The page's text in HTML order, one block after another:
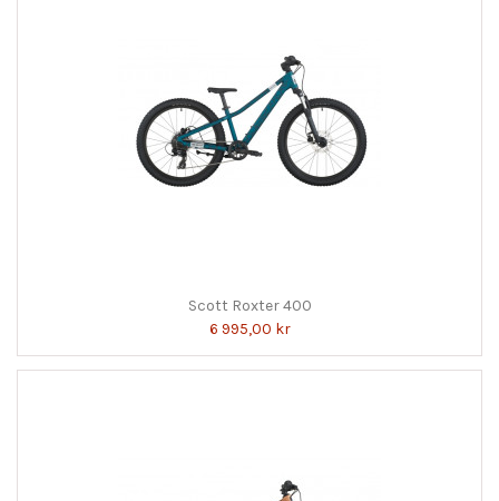
Scott Roxter 400
6 995,00 kr